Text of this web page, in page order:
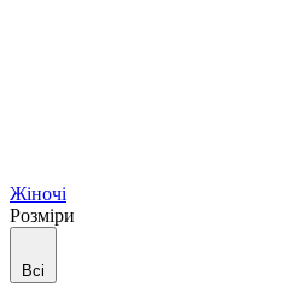
Жіночі
Розміри
Всі